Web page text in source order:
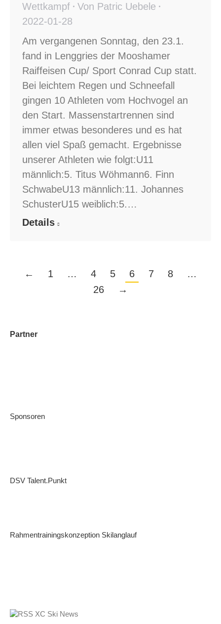
Wettkampf
Von Patric Uebele
2022-01-28
Am vergangenen Sonntag, den 23.1.
fand in Lenggries der Mooshamer
Raiffeisen Cup/ Sport Conrad Cup statt.
Bei leichtem Regen und Schneefall
gingen 10 Athleten vom Hochvogel an
den Start. Massenstartrennen sind
immer etwas besonderes und es hat
allen viel Spaß gemacht. Ergebnisse
unserer Athleten wie folgt:U11
männlich:5. Titus Wöhmann6. Finn
SchwabeU13 männlich:11. Johannes
SchusterU15 weiblich:5.…
Details
← 1 … 4 5 6 7 8
…
26
→
Partner
Sponsoren
DSV Talent.Punkt
Rahmentrainingskonzeption Skilanglauf
XC Ski News